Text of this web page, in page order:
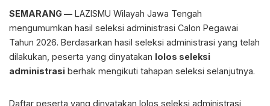
SEMARANG — LAZISMU Wilayah Jawa Tengah
mengumumkan hasil seleksi administrasi Calon Pegawai
Tahun 2026. Berdasarkan hasil seleksi administrasi yang telah
dilakukan, peserta yang dinyatakan lolos seleksi
administrasi berhak mengikuti tahapan seleksi selanjutnya.
Daftar peserta yang dinyatakan lolos seleksi administrasi